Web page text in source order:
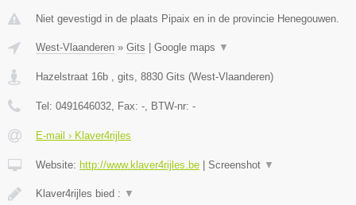
Niet gevestigd in de plaats Pipaix en in de provincie Henegouwen.
West-Vlaanderen » Gits | Google maps ▼
Hazelstraat 16b , gits 8830 Gits (West-Vlaanderen)
Tel: 0491646032 , Fax: - , BTW-nr: -
E-mail › Klaver4rijles
Website: http://www.klaver4rijles.be | Screenshot ▼
Klaver4rijles bied : ▼